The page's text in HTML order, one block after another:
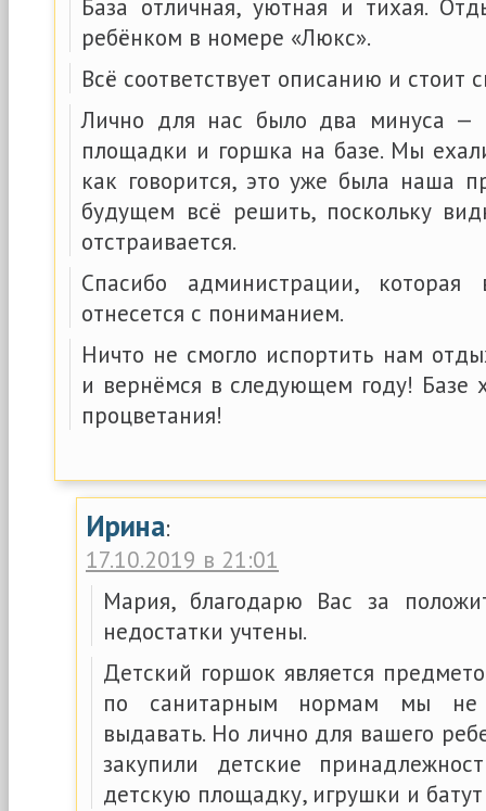
База отличная, уютная и тихая.
ребёнком в номере «Люкс».
Всё соответствует описанию и стоит
Лично для нас было два минуса —
площадки и горшка на базе. Мы
как говорится, это уже была наша
будущем всё решить, поскольку
отстраивается.
Спасибо администрации,
отнесется с пониманием.
Ничто не смогло испортить нам
и вернёмся в следующем году! Базе
процветания!
Ирина:
17.10.2019 в 21:01
Мария, благодарю Вас за
недостатки учтены.
Детский горшок является
по санитарным нормам мы
выдавать. Но лично для вашего
закупили детские
детскую площадку, игрушки и